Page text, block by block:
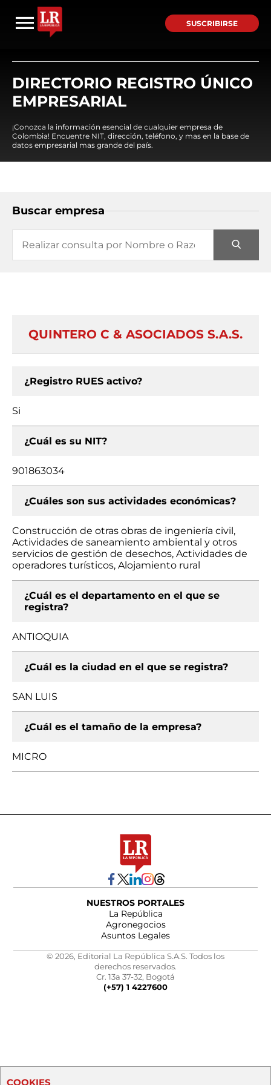
SUSCRIBIRSE
DIRECTORIO REGISTRO ÚNICO
EMPRESARIAL
¡Conozca la información esencial de cualquier empresa de
Colombia! Encuentre NIT, dirección, teléfono, y mas en la base de
datos empresarial mas grande del país.
Buscar empresa
QUINTERO C & ASOCIADOS S.A.S.
¿Registro RUES activo?
Si
¿Cuál es su NIT?
901863034
¿Cuáles son sus actividades económicas?
Construcción de otras obras de ingeniería civil,
Actividades de saneamiento ambiental y otros
servicios de gestión de desechos, Actividades de
operadores turísticos, Alojamiento rural
¿Cuál es el departamento en el que se
registra?
ANTIOQUIA
¿Cuál es la ciudad en el que se registra?
SAN LUIS
¿Cuál es el tamaño de la empresa?
MICRO
NUESTROS PORTALES
La República
Agronegocios
Asuntos Legales
© 2026, Editorial La República S.A.S. Todos los
derechos reservados.
Cr. 13a 37-32, Bogotá
(+57) 1 4227600
COOKIES